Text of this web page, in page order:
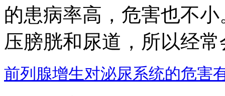
的患病率高，危害也不
压膀胱和尿道，所以经常
前列腺增生对泌尿系统的危害